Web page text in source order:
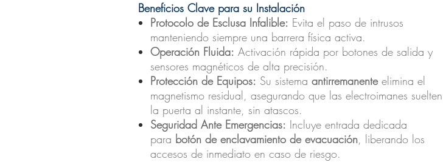
Beneficios Clave para su Instalación
Protocolo de Esclusa Infalible: Evita el paso de intrusos
manteniendo siempre una barrera física activa.
Operación Fluida: Activación rápida por botones de salida y
sensores magnéticos de alta precisión.
Protección de Equipos: Su sistema antirremanenteelimina el
magnetismo residual, asegurando que las electroimanes suelten
la puerta al instante, sin atascos.
Seguridad Ante Emergencias: Incluye entrada dedicada
para botón de enclavamiento de evacuación, liberando los
accesos de inmediato en caso de riesgo.